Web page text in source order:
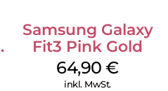
Samsung Galaxy
Fit3 Pink Gold
64,90€
inkl. MwSt.